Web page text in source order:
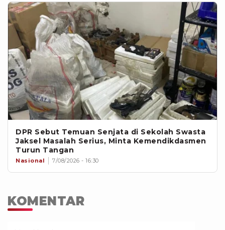
DPR Sebut Temuan Senjata di Sekolah Swasta
Jaksel Masalah Serius, Minta Kemendikdasmen
Turun Tangan
Nasional 7/08/2026 - 16:30
KOMENTAR